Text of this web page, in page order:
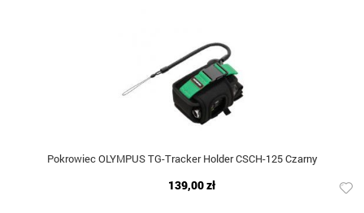
Pokrowiec OLYMPUS TG-Tracker Holder CSCH-125 Czarny
139,00 zł